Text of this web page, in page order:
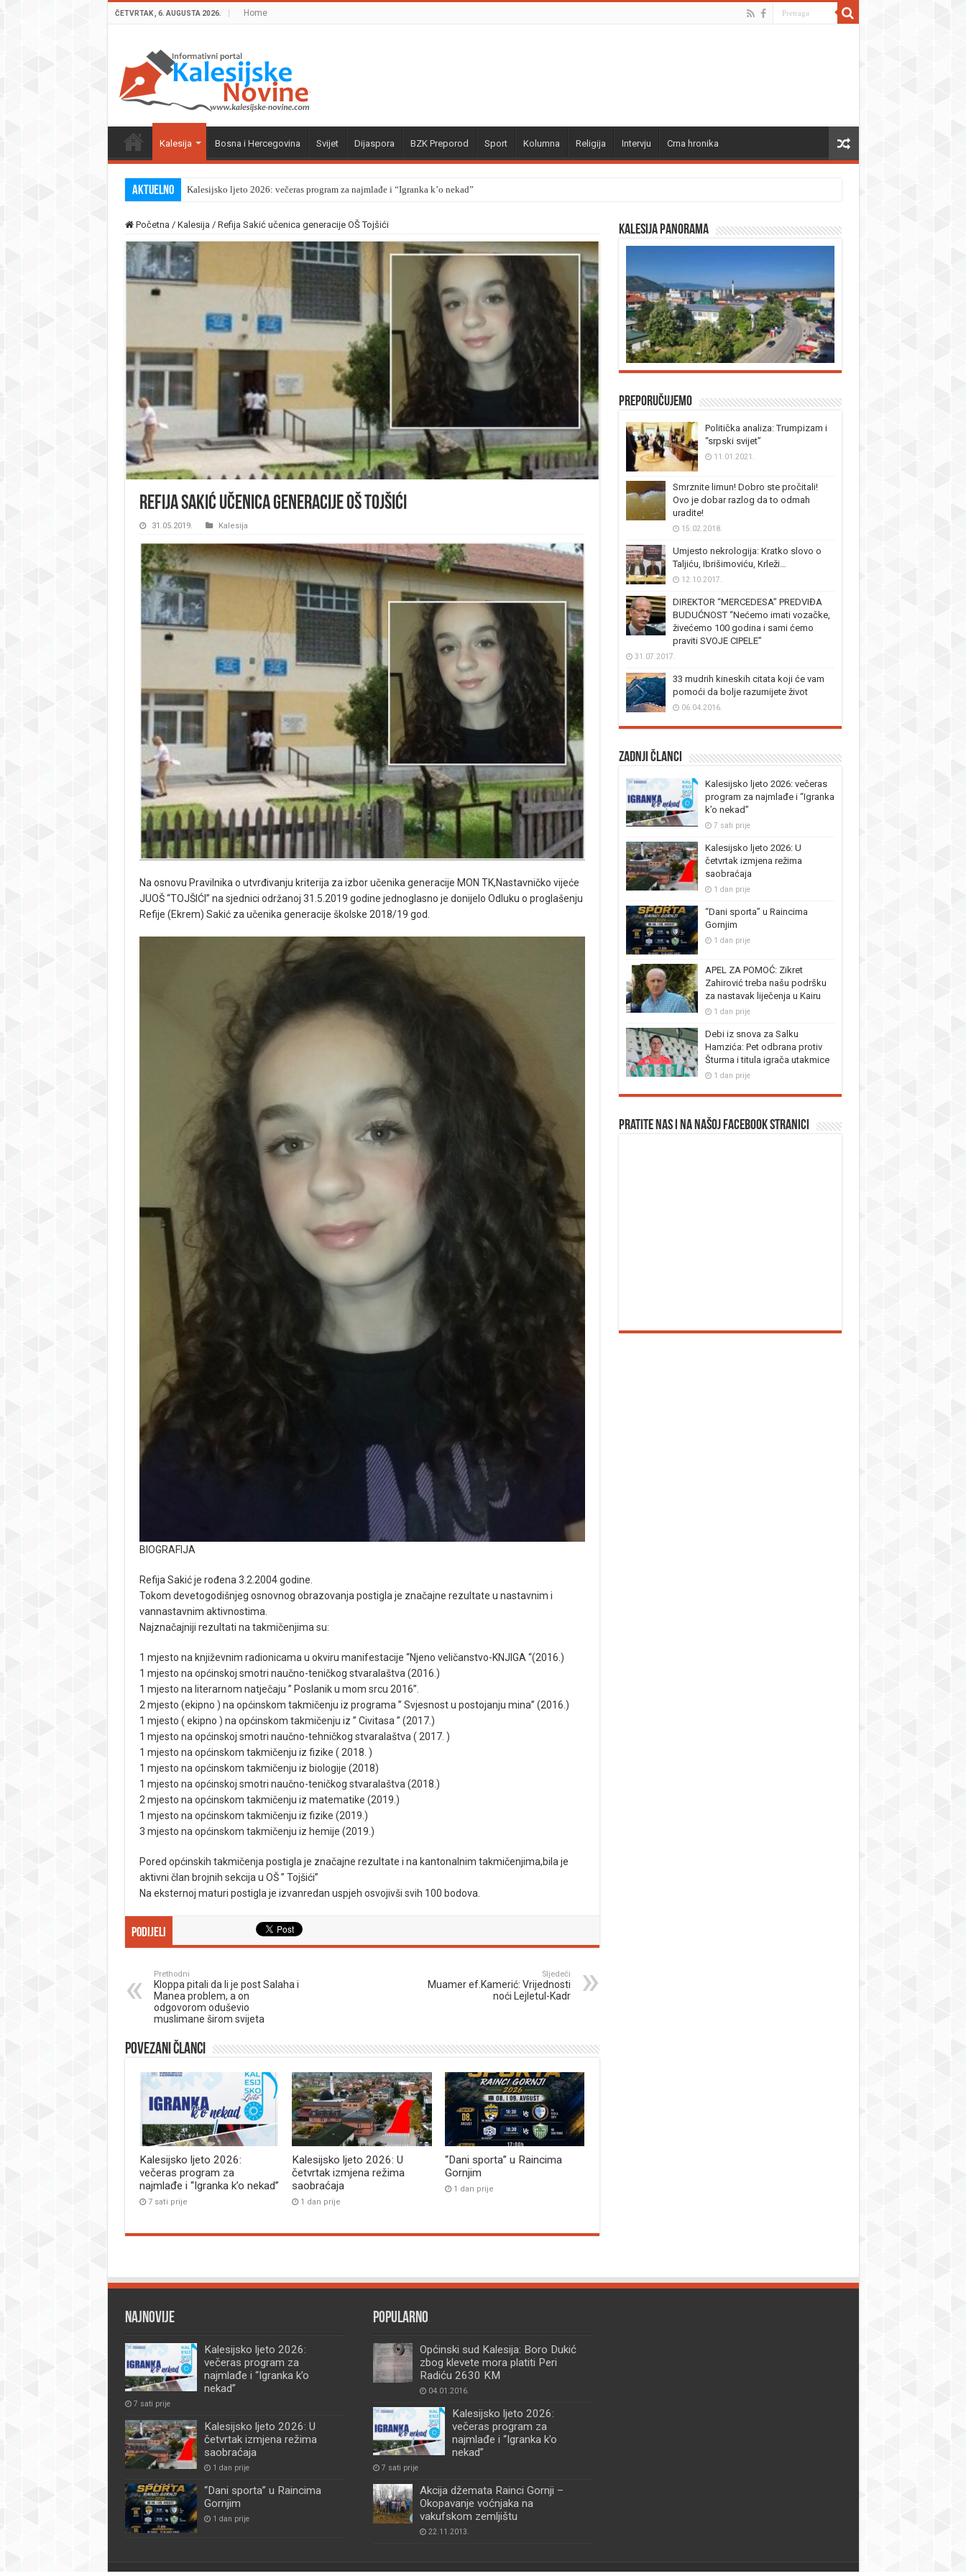
ČETVRTAK , 6. AUGUSTA 2026. Home
Kalesija Bosna i Hercegovina Svijet Dijaspora BZK Preporod Sport Kolumna Religija Intervju Crna hronika
Aktuelno Kalesijsko ljeto 2026: večeras program za najmlađe i “Igranka k’o nekad”
Početna / Kalesija / Refija Sakić učenica generacije OŠ Tojšići
Refija Sakić učenica generacije OŠ Tojšići
31.05.2019. Kalesija
Na osnovu Pravilnika o utvrđivanju kriterija za izbor učenika generacije MON TK,Nastavničko vijeće
JUOŠ “TOJŠIĆI” na sjednici održanoj 31.5.2019 godine jednoglasno je donijelo Odluku o proglašenju
Refije (Ekrem) Sakić za učenika generacije školske 2018/19 god.
BIOGRAFIJA
Refija Sakić je rođena 3.2.2004 godine.
Tokom devetogodišnjeg osnovnog obrazovanja postigla je značajne rezultate u nastavnim i
vannastavnim aktivnostima.
Najznačajniji rezultati na takmičenjima su:
1 mjesto na književnim radionicama u okviru manifestacije “Njeno veličanstvo-KNJIGA “(2016.)
1 mjesto na općinskoj smotri naučno-teničkog stvaralaštva (2016.)
1 mjesto na literarnom natječaju ” Poslanik u mom srcu 2016”.
2 mjesto (ekipno ) na općinskom takmičenju iz programa ” Svjesnost u postojanju mina” (2016.)
1 mjesto ( ekipno ) na općinskom takmičenju iz ” Civitasa ” (2017.)
1 mjesto na općinskoj smotri naučno-tehničkog stvaralaštva ( 2017. )
1 mjesto na općinskom takmičenju iz fizike ( 2018. )
1 mjesto na općinskom takmičenju iz biologije (2018)
1 mjesto na općinskoj smotri naučno-teničkog stvaralaštva (2018.)
2 mjesto na općinskom takmičenju iz matematike (2019.)
1 mjesto na općinskom takmičenju iz fizike (2019.)
3 mjesto na općinskom takmičenju iz hemije (2019.)
Pored općinskih takmičenja postigla je značajne rezultate i na kantonalnim takmičenjima,bila je
aktivni član brojnih sekcija u OŠ ” Tojšići”
Na eksternoj maturi postigla je izvanredan uspjeh osvojivši svih 100 bodova.
Podijeli
Prethodni
Kloppa pitali da li je post Salaha i
Manea problem, a on
odgovorom oduševio
muslimane širom svijeta
Sljedeći
Muamer ef.Kamerić: Vrijednosti
noći Lejletul-Kadr
Povezani članci
Kalesijsko ljeto 2026:
večeras program za
najmlađe i “Igranka k’o nekad”
7 sati prije
Kalesijsko ljeto 2026: U
četvrtak izmjena režima
saobraćaja
1 dan prije
“Dani sporta” u Raincima
Gornjim
1 dan prije
Kalesija panorama
Preporučujemo
Politička analiza: Trumpizam i
“srpski svijet”
11.01.2021.
Smrznite limun! Dobro ste pročitali!
Ovo je dobar razlog da to odmah
uradite!
15.02.2018.
Umjesto nekrologija: Kratko slovo o
Taljiću, Ibrišimoviću, Krleži…
12.10.2017.
DIREKTOR “MERCEDESA” PREDVIĐA
BUDUĆNOST “Nećemo imati vozačke,
živećemo 100 godina i sami ćemo
praviti SVOJE CIPELE”
31.07.2017.
33 mudrih kineskih citata koji će vam
pomoći da bolje razumijete život
06.04.2016.
Zadnji članci
Kalesijsko ljeto 2026: večeras
program za najmlađe i “Igranka
k’o nekad”
7 sati prije
Kalesijsko ljeto 2026: U
četvrtak izmjena režima
saobraćaja
1 dan prije
“Dani sporta” u Raincima
Gornjim
1 dan prije
APEL ZA POMOĆ: Zikret
Zahirović treba našu podršku
za nastavak liječenja u Kairu
1 dan prije
Debi iz snova za Salku
Hamzića: Pet odbrana protiv
Šturma i titula igrača utakmice
1 dan prije
Pratite nas i na našoj facebook stranici
Najnovije
Kalesijsko ljeto 2026:
večeras program za
najmlađe i “Igranka k’o
nekad”
7 sati prije
Kalesijsko ljeto 2026: U
četvrtak izmjena režima
saobraćaja
1 dan prije
“Dani sporta” u Raincima
Gornjim
1 dan prije
Popularno
Općinski sud Kalesija: Boro Dukić
zbog klevete mora platiti Peri
Radiću 2630 KM
04.01.2016.
Kalesijsko ljeto 2026:
večeras program za
najmlađe i “Igranka k’o
nekad”
7 sati prije
Akcija džemata Rainci Gornji –
Okopavanje voćnjaka na
vakufskom zemljištu
22.11.2013.